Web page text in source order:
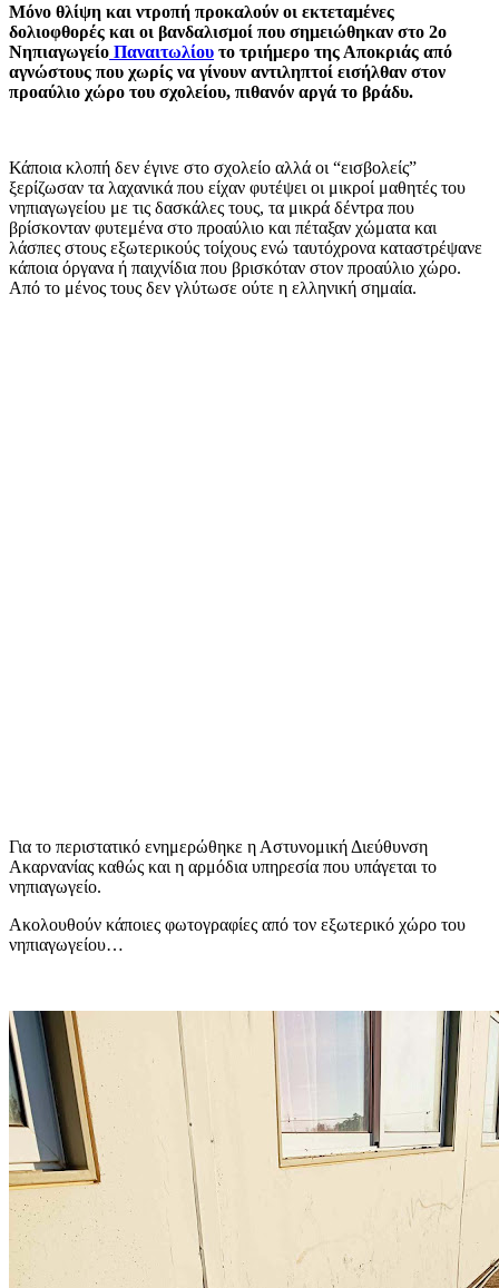
Μόνο θλίψη και ντροπή προκαλούν οι εκτεταμένες
δολιοφθορές και οι βανδαλισμοί που σημειώθηκαν στο 2ο
Νηπιαγωγείο Παναιτωλίου το τριήμερο της Αποκριάς από
αγνώστους που χωρίς να γίνουν αντιληπτοί εισήλθαν στον
προαύλιο χώρο του σχολείου, πιθανόν αργά το βράδυ.
Κάποια κλοπή δεν έγινε στο σχολείο αλλά οι “εισβολείς”
ξερίζωσαν τα λαχανικά που είχαν φυτέψει οι μικροί μαθητές του
νηπιαγωγείου με τις δασκάλες τους, τα μικρά δέντρα που
βρίσκονταν φυτεμένα στο προαύλιο και πέταξαν χώματα και
λάσπες στους εξωτερικούς τοίχους ενώ ταυτόχρονα καταστρέψανε
κάποια όργανα ή παιχνίδια που βρισκόταν στον προαύλιο χώρο.
Από το μένος τους δεν γλύτωσε ούτε η ελληνική σημαία.
Για το περιστατικό ενημερώθηκε η Αστυνομική Διεύθυνση
Ακαρνανίας καθώς και η αρμόδια υπηρεσία που υπάγεται το
νηπιαγωγείο.
Ακολουθούν κάποιες φωτογραφίες από τον εξωτερικό χώρο του
νηπιαγωγείου…